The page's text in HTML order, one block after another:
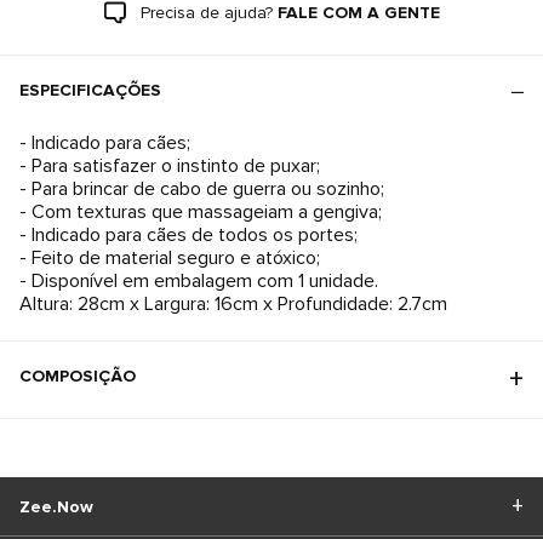
Precisa de ajuda? FALE COM A GENTE
ESPECIFICAÇÕES
- Indicado para cães;
- Para satisfazer o instinto de puxar;
- Para brincar de cabo de guerra ou sozinho;
- Com texturas que massageiam a gengiva;
- Indicado para cães de todos os portes;
- Feito de material seguro e atóxico;
- Disponível em embalagem com 1 unidade.
Altura: 28cm x Largura: 16cm x Profundidade: 2.7cm
COMPOSIÇÃO
Zee.Now